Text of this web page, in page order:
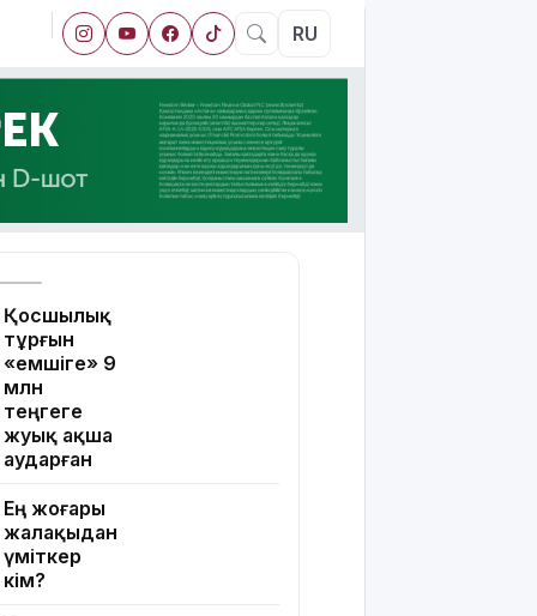
RU
Қосшылық
тұрғын
«емшіге» 9
млн
теңгеге
жуық ақша
аударған
Ең жоғары
жалақыдан
үміткер
кім?